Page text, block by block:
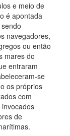
e meio de
é apontada
navegadores,
ou então
mares do
entraram
se
os próprios
com
de